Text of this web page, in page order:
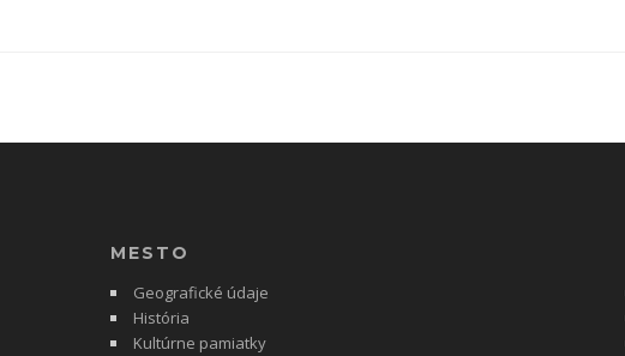
MESTO
Geografické údaje
História
Kultúrne pamiatky